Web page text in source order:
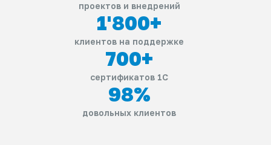
проектов и внедрений
1'800+
клиентов на поддержке
700+
сертификатов 1С
98%
довольных клиентов